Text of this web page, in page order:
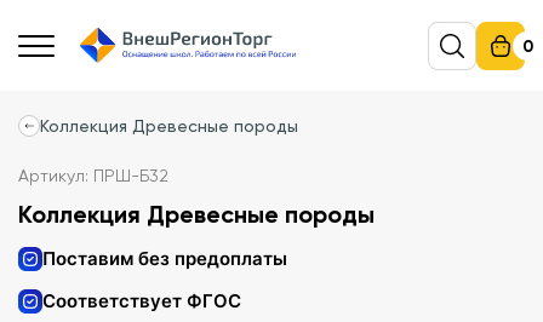
0
Коллекция Древесные породы
Артикул: ПРШ-Б32
Коллекция Древесные породы
Поставим без предоплаты
Соответствует ФГОС